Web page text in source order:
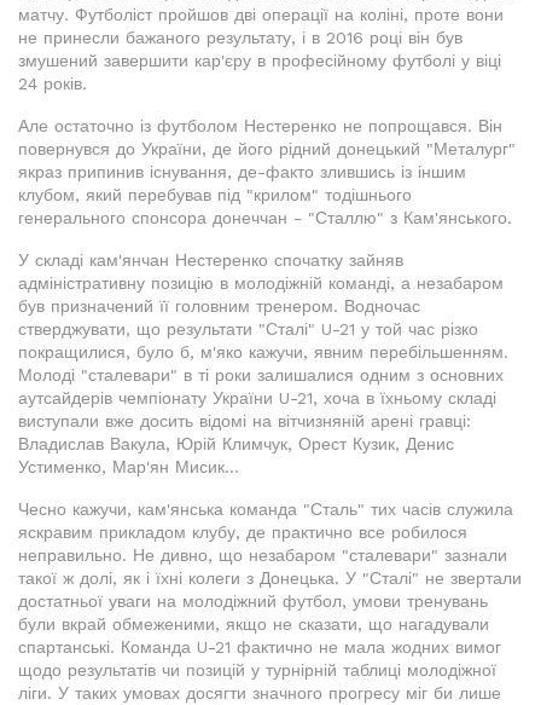
матчу. Футболіст пройшов дві операції на коліні, проте вони
не принесли бажаного результату, і в 2016 році він був
змушений завершити кар'єру в професійному футболі у віці
24 років.
Але остаточно із футболом Нестеренко не попрощався. Він
повернувся до України, де його рідний донецький "Металург"
якраз припинив існування, де-факто злившись із іншим
клубом, який перебував під "крилом" тодішнього
генерального спонсора донеччан - "Сталлю" з Кам'янського.
У складі кам'янчан Нестеренко спочатку зайняв
адміністративну позицію в молодіжній команді, а незабаром
був призначений її головним тренером. Водночас
стверджувати, що результати "Сталі" U-21 у той час різко
покращилися, було б, м'яко кажучи, явним перебільшенням.
Молоді "сталевари" в ті роки залишалися одним з основних
аутсайдерів чемпіонату України U-21, хоча в їхньому складі
виступали вже досить відомі на вітчизняній арені гравці:
Владислав Вакула, Юрій Климчук, Орест Кузик, Денис
Устименко, Мар'ян Мисик...
Чесно кажучи, кам'янська команда "Сталь" тих часів служила
яскравим прикладом клубу, де практично все робилося
неправильно. Не дивно, що незабаром "сталевари" зазнали
такої ж долі, як і їхні колеги з Донецька. У "Сталі" не звертали
достатньої уваги на молодіжний футбол, умови тренувань
були вкрай обмеженими, якщо не сказати, що нагадували
спартанські. Команда U-21 фактично не мала жодних вимог
щодо результатів чи позицій у турнірній таблиці молодіжної
ліги. У таких умовах досягти значного прогресу міг би лише